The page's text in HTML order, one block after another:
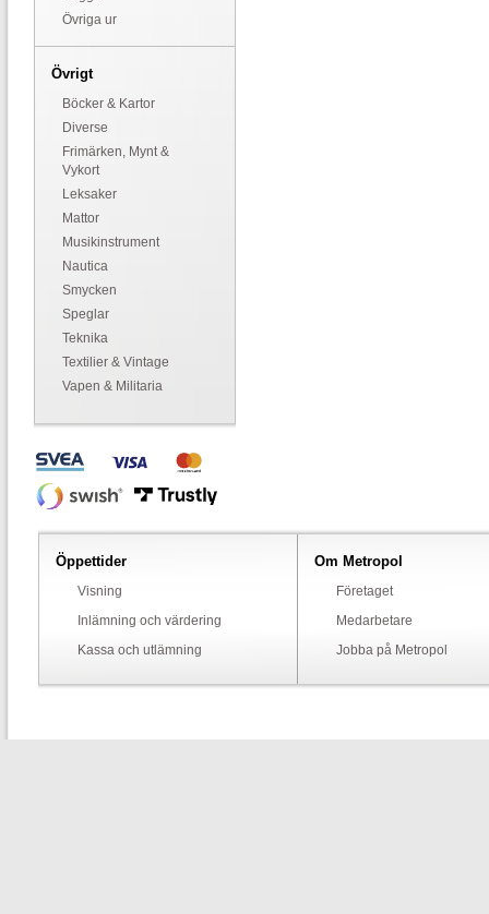
Övriga ur
Övrigt
Böcker & Kartor
Diverse
Frimärken, Mynt &
Vykort
Leksaker
Mattor
Musikinstrument
Nautica
Smycken
Speglar
Teknika
Textilier & Vintage
Vapen & Militaria
Öppettider
Visning
Inlämning och värdering
Kassa och utlämning
Om Metropol
Företaget
Medarbetare
Jobba på Metropol